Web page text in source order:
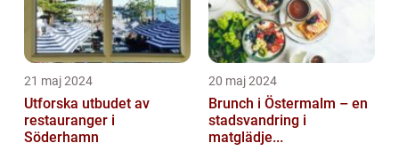
21 maj 2024
Utforska utbudet av
restauranger i
Söderhamn
20 maj 2024
Brunch i Östermalm – en
stadsvandring i
matglädje...